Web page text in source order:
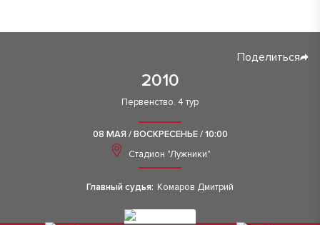
2010
Поделиться
Первенство. 4 тур
08 МАЯ / ВОСКРЕСЕНЬЕ / 10:00
Стадион "Лужники"
Главный судья: Комаров Дмитрий